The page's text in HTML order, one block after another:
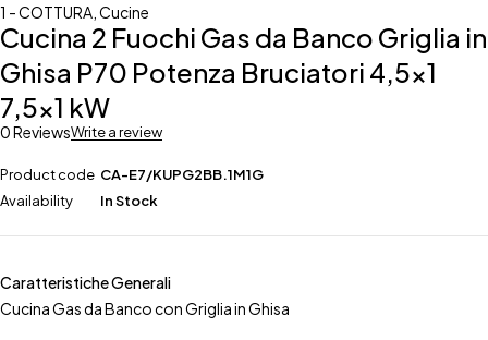
1 - COTTURA Cucine
Cucina 2 Fuochi Gas da Banco Griglia in
Ghisa P70 Potenza Bruciatori 4,5×1
7,5×1 kW
0 ReviewsWrite a review
Product code CA-E7/KUPG2BB.1M1G
Availability
In Stock
Caratteristiche Generali
Cucina Gas da Banco con Griglia in Ghisa